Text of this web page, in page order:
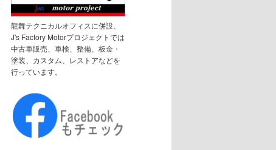
龍舞テクニカルオフィスに併設、
J's Factory Motorプロジェクトでは
中古車販売、車検、整備、板金・
塗装、カスタム、レストアなどを
行っています。